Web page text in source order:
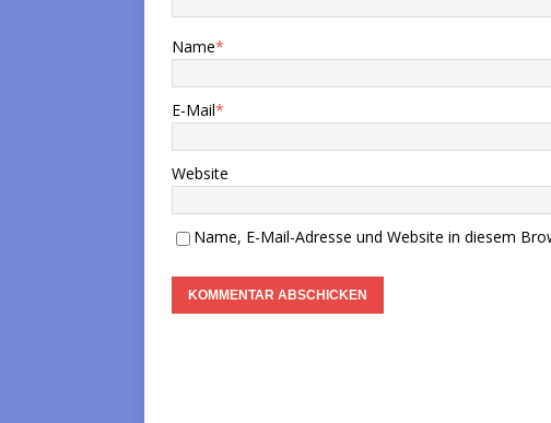
Name*
E-Mail*
Website
Name, E-Mail-Adresse und Website in diesem